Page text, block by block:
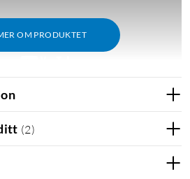
OM PRODUKTET
(2)